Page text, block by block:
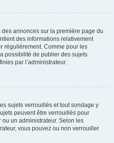
annonces sur la première page du
des informations relativement
régulièrement. Comme pour les
possibilité de publier des sujets
par l’administrateur.
sujets verrouillés et tout sondage y
peuvent être verrouillés pour
un administrateur. Selon les
vous pouvez ou non verrouiller